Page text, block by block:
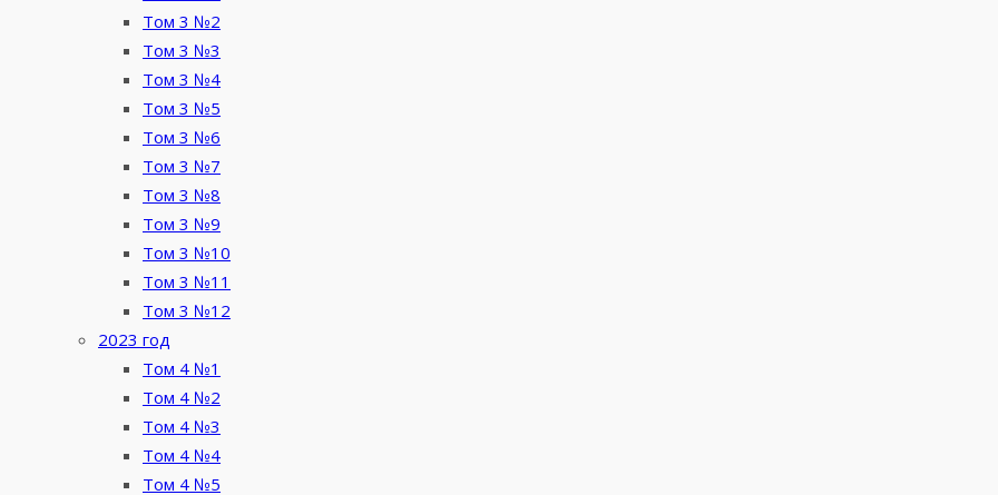
Том 3 №2
Том 3 №3
Том 3 №4
Том 3 №5
Том 3 №6
Том 3 №7
Том 3 №8
Том 3 №9
Том 3 №10
Том 3 №11
Том 3 №12
2023 год
Том 4 №1
Том 4 №2
Том 4 №3
Том 4 №4
Том 4 №5